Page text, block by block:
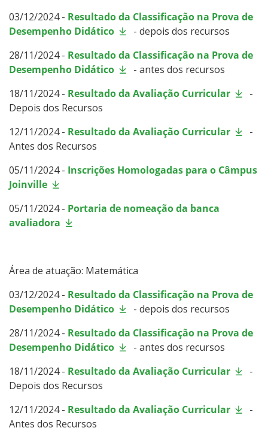
03/12/2024 - Resultado da Classificação na Prova de
Desempenho Didático
- depois dos recursos
28/11/2024 - Resultado da Classificação na Prova de
Desempenho Didático
- antes dos recursos
18/11/2024 - Resultado da Avaliação Curricular
-
Depois dos Recursos
12/11/2024 - Resultado da Avaliação Curricular
-
Antes dos Recursos
05/11/2024 - Inscrições Homologadas para o Câmpus
Joinville
05/11/2024 - Portaria de nomeação da banca
avaliadora
Área de atuação: Matemática
03/12/2024 - Resultado da Classificação na Prova de
Desempenho Didático
- depois dos recursos
28/11/2024 - Resultado da Classificação na Prova de
Desempenho Didático
- antes dos recursos
18/11/2024 - Resultado da Avaliação Curricular
-
Depois dos Recursos
12/11/2024 - Resultado da Avaliação Curricular
-
Antes dos Recursos